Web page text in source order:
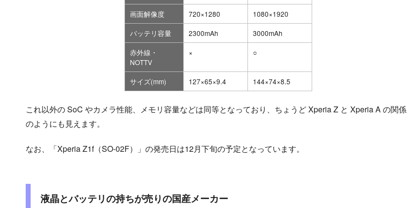
画面解像度
720×1280
1080×1920
バッテリ容量
2300mAh
3000mAh
赤外線・
NOTTV
× ○
サイズ(mm) 127×65×9.4 144×74×8.5
これ以外の SoC やカメラ性能、メモリ容量などは同等となっており、ちょうど Xperia Z と Xperia A の関係
のようにも見えます。
なお、「Xperia Z1f（SO-02F）」の発売日は12月下旬の予定となっています。
液晶とバッテリの持ちが売りの国産メーカー